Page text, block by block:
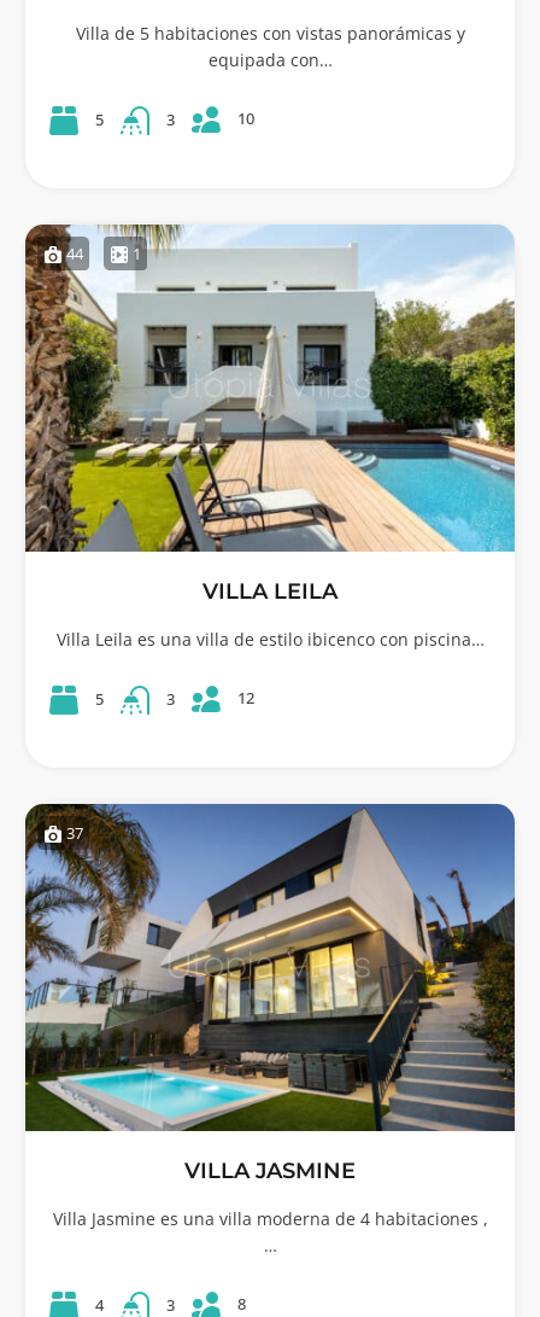
Villa de 5 habitaciones con vistas panorámicas y
equipada con…
5 3 10
44 1
VILLA LEILA
Villa Leila es una villa de estilo ibicenco con piscina…
5 3 12
37
VILLA JASMINE
Villa Jasmine es una villa moderna de 4 habitaciones ,
…
4 3 8